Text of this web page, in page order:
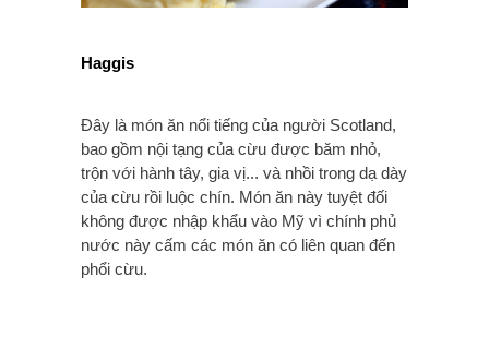
Haggis
Đây là món ăn nổi tiếng của người Scotland,
bao gồm nội tạng của cừu được băm nhỏ,
trộn với hành tây, gia vị... và nhồi trong dạ dày
của cừu rồi luộc chín. Món ăn này tuyệt đối
không được nhập khẩu vào Mỹ vì chính phủ
nước này cấm các món ăn có liên quan đến
phổi cừu.